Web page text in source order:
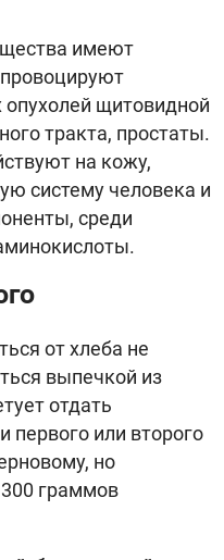
имеют
опухолей щитовидной
тракта, простаты.
на кожу,
систему человека и
среди
от хлеба не
выпечкой из
отдать
первого или второго
но
граммов